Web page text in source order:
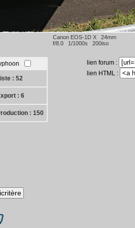
Canon EOS-1D X 24mm
f/8.0 1/1000s 200iso
: 52
: 6
: 150
lien forum :
lien HTML :